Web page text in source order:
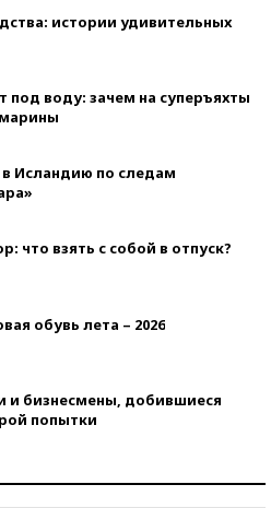
истории удивительных
под воду: зачем на суперъяхты
Исландию по следам
что взять с собой в отпуск?
обувь лета – 2026
и бизнесмены, добившиеся
попытки